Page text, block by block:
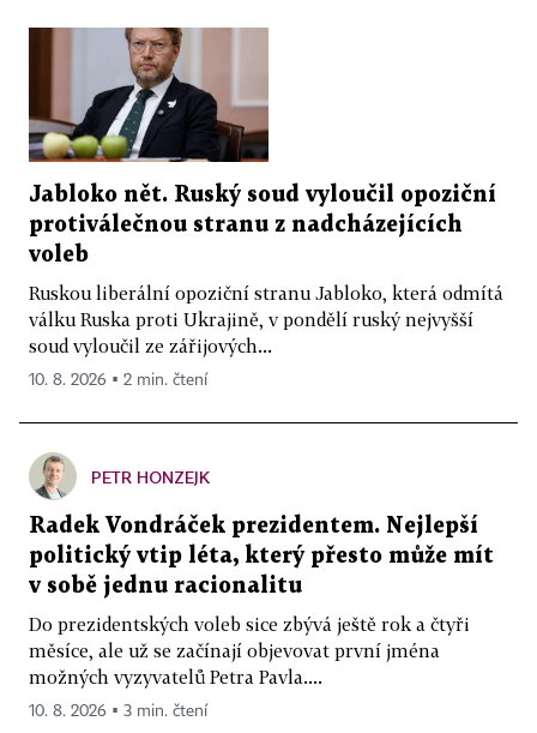
Jabloko nět. Ruský soud vyloučil opoziční
protiválečnou stranu z nadcházejících
voleb
Ruskou liberální opoziční stranu Jabloko, která odmítá
válku Ruska proti Ukrajině, v pondělí ruský nejvyšší
soud vyloučil ze zářijových...
10. 8. 2026 ▪ 2 min. čtení
PETR HONZEJK
Radek Vondráček prezidentem. Nejlepší
politický vtip léta, který přesto může mít
v sobě jednu racionalitu
Do prezidentských voleb sice zbývá ještě rok a čtyři
měsíce, ale už se začínají objevovat první jména
možných vyzyvatelů Petra Pavla....
10. 8. 2026 ▪ 3 min. čtení